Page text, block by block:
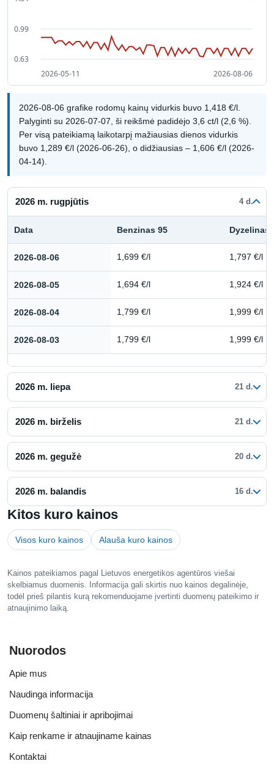
2026-08-06 grafike rodomų kainų vidurkis buvo 1,418 €/l.
Palyginti su 2026-07-07, ši reikšmė padidėjo 3,6 ct/l (2,6 %).
Per visą pateikiamą laikotarpį mažiausias dienos vidurkis
buvo 1,289 €/l (2026-06-26), o didžiausias – 1,606 €/l (2026-
04-14).
2026 m. rugpjūtis 4 d.
Data Benzinas 95 Dyzelinas
2026-08-06 1,699 €/l 1,797 €/l
2026-08-05 1,694 €/l 1,924 €/l
2026-08-04 1,799 €/l 1,999 €/l
2026-08-03 1,799 €/l 1,999 €/l
2026 m. liepa 21 d.
2026 m. birželis 21 d.
2026 m. gegužė 20 d.
2026 m. balandis 16 d.
Kitos kuro kainos
Visos kuro kainos Alauša kuro kainos
Kainos pateikiamos pagal Lietuvos energetikos agentūros viešai
skelbiamus duomenis. Informacija gali skirtis nuo kainos degalinėje,
todėl prieš pilantis kurą rekomenduojame įvertinti duomenų pateikimo ir
atnaujinimo laiką.
Nuorodos
Apie mus
Naudinga informacija
Duomenų šaltiniai ir apribojimai
Kaip renkame ir atnaujiname kainas
Kontaktai